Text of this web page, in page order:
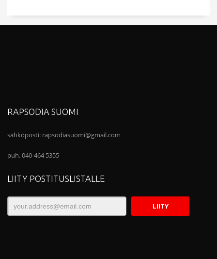
RAPSODIA SUOMI
sähköposti: rapsodiasuomi@gmail.com
puh. 040-464 5355
LIITY POSTITUSLISTALLE